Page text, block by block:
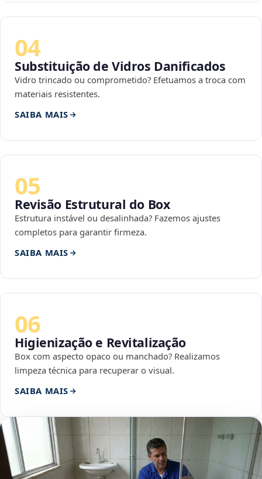
04
Substituição de Vidros Danificados
Vidro trincado ou comprometido? Efetuamos a troca com
materiais resistentes.
SAIBA MAIS
05
Revisão Estrutural do Box
Estrutura instável ou desalinhada? Fazemos ajustes
completos para garantir firmeza.
SAIBA MAIS
06
Higienização e Revitalização
Box com aspecto opaco ou manchado? Realizamos
limpeza técnica para recuperar o visual.
SAIBA MAIS